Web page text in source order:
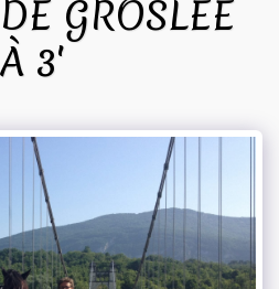
GROSLEE
À 3'